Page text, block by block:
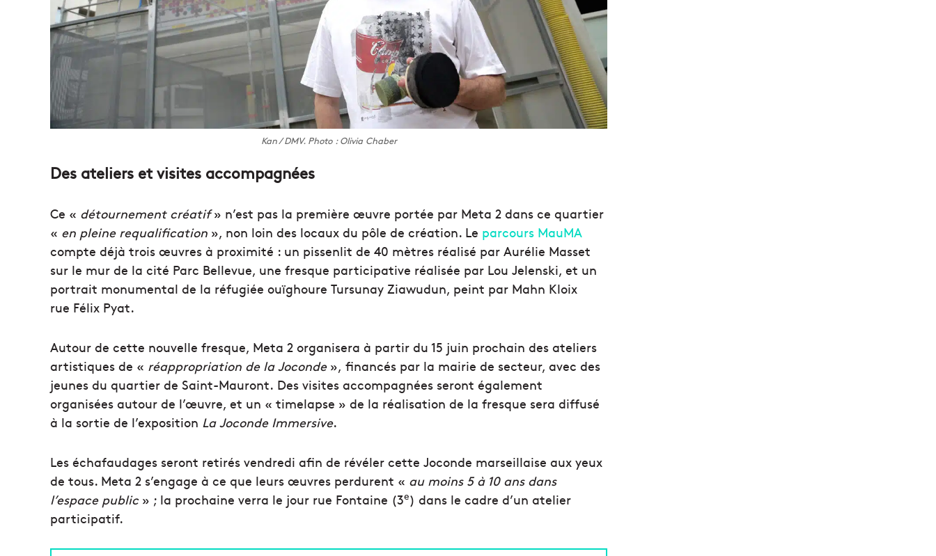
Kan / DMV. Photo : Olivia Chaber
Des ateliers et visites accompagnées
Ce « détournement créatif» n’est pas la première œuvre portée par Meta 2 dans ce quartier
« en pleine requalification », non loin des locaux du pôle de création. Le parcours MauMA
compte déjà trois œuvres à proximité : un pissenlit de 40 mètres réalisé par Aurélie Masset
sur le mur de la cité Parc Bellevue, une fresque participative réalisée par Lou Jelenski, et un
portrait monumental de la réfugiée ouïghoure Tursunay Ziawudun, peint par Mahn Kloix
rue Félix Pyat.
Autour de cette nouvelle fresque, Meta 2 organisera à partir du 15 juin prochain des ateliers
artistiques de « réappropriation de la Joconde», financés par la mairie de secteur, avec des
jeunes du quartier de Saint-Mauront. Des visites accompagnées seront également
organisées autour de l’œuvre, et un « timelapse » de la réalisation de la fresque sera diffusé
à la sortie de l’exposition La Joconde Immersive.
Les échafaudages seront retirés vendredi afin de révéler cette Joconde marseillaise aux yeux
de tous. Meta 2 s’engage à ce que leurs œuvres perdurent « au moins 5 à 10 ans dans
l’espace public» ; la prochaine verra le jour rue Fontaine (3e) dans le cadre d’un atelier
participatif.